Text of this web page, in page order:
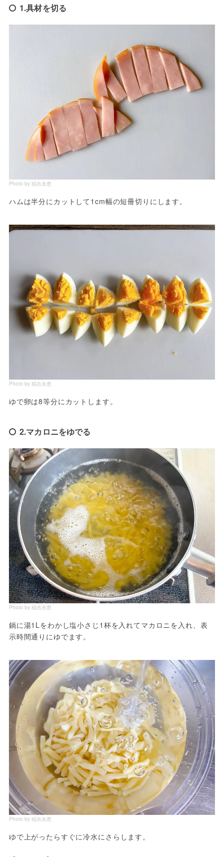
1.具材を切る
Photo by 稲吉永恵
ハムは半分にカットして1cm幅の短冊切りにします。
Photo by 稲吉永恵
ゆで卵は8等分にカットします。
2.マカロニをゆでる
Photo by 稲吉永恵
鍋に湯1Lをわかし塩小さじ1杯を入れてマカロニを入れ、表
示時間通りにゆでます。
Photo by 稲吉永恵
ゆで上がったらすぐに冷水にさらします。